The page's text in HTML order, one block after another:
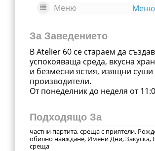
Меню
Меню
За Заведението
В Atelier 60 се стараем да
успокояваща среда, вкусна
и безмесни ястия, изящни
производители.
Подходящо За
частни партита, среща с приятели,
обилно наяждане, Имени Дни, Закуска,
среща